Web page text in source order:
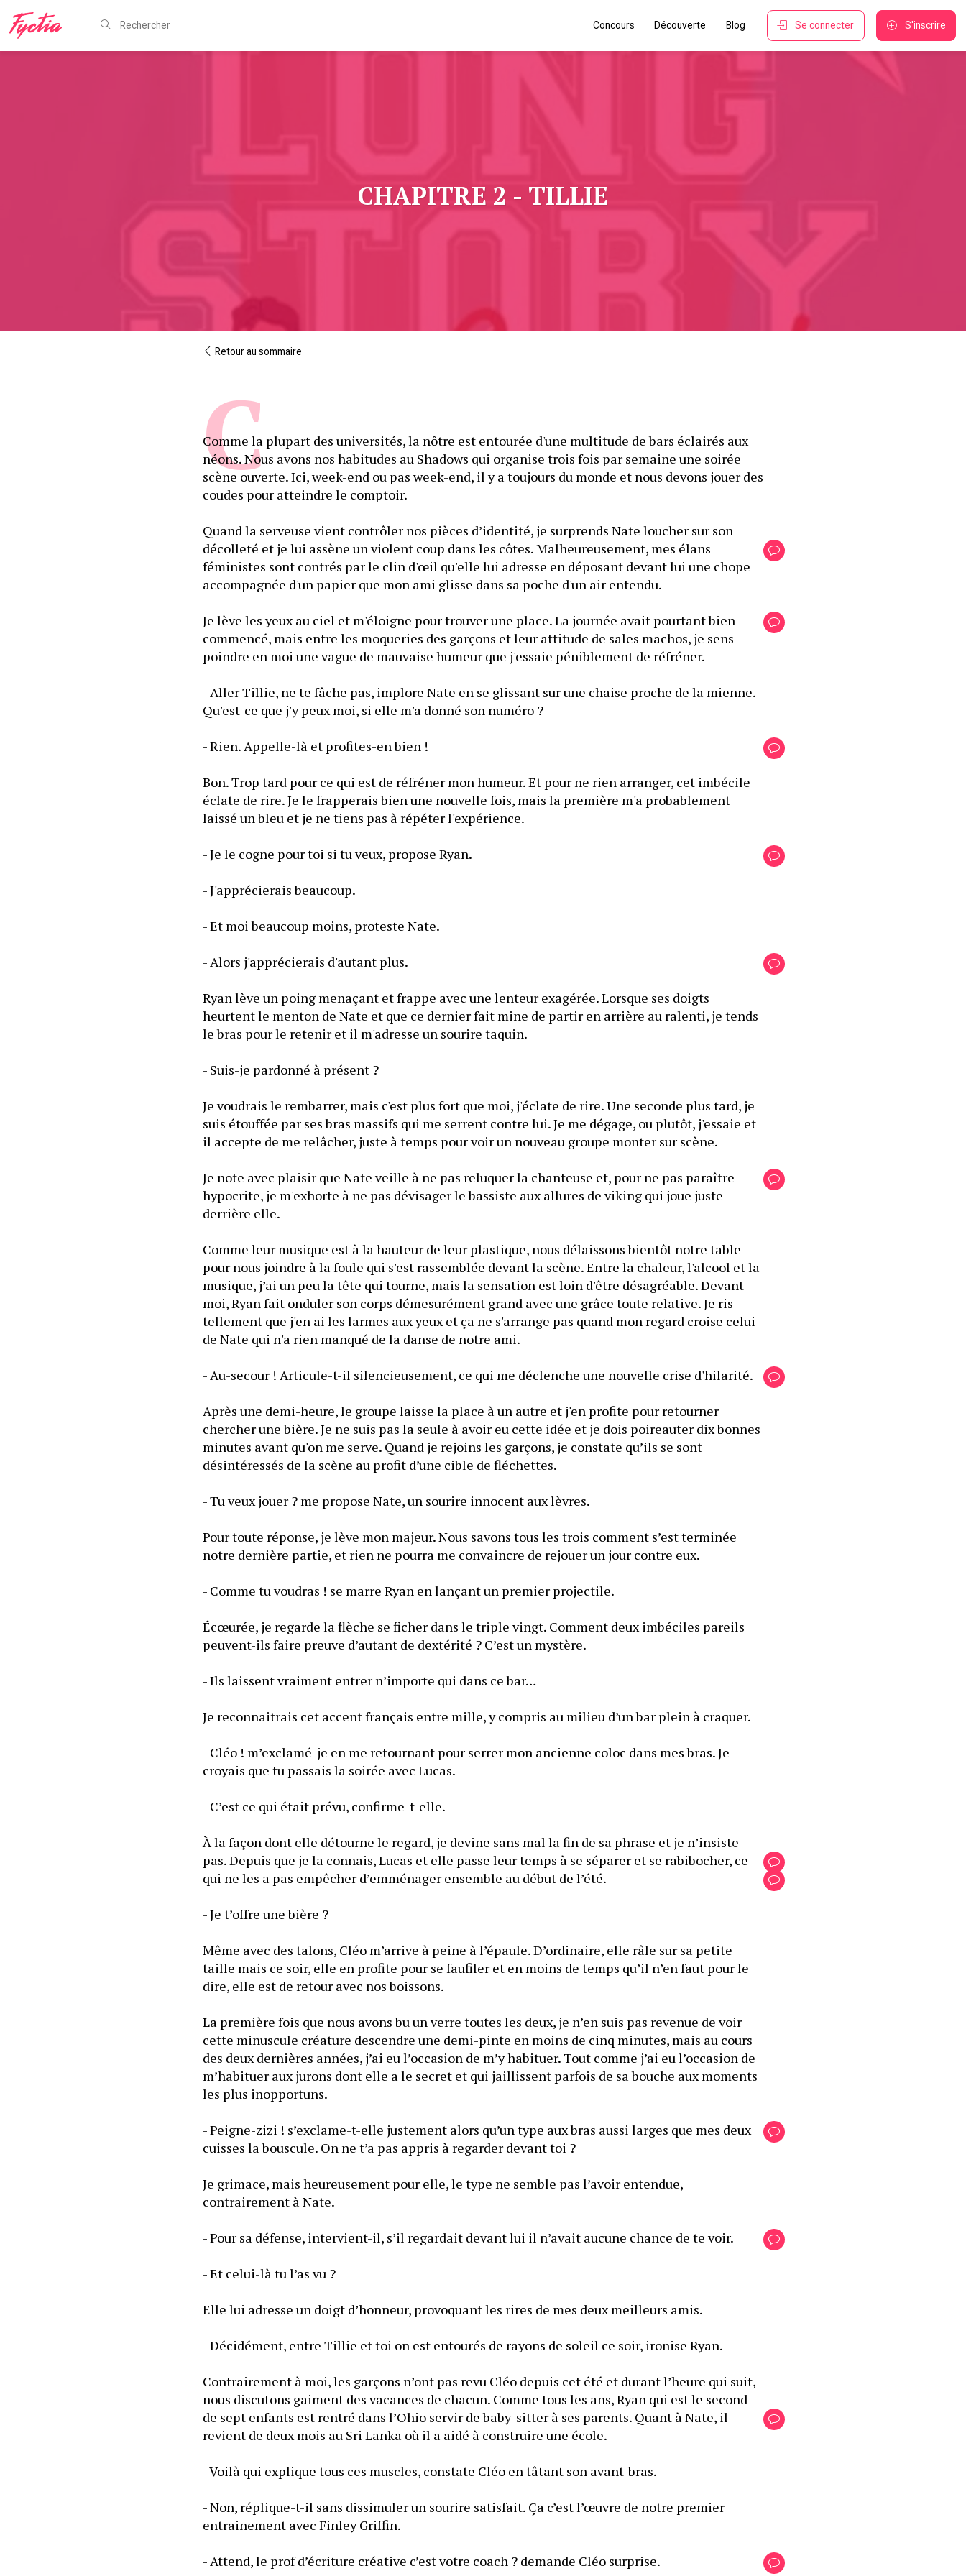
Concours Découverte Blog S'inscrire
Se connecter
CHAPITRE 2 - TILLIE
Retour au sommaire
Comme la plupart des universités, la nôtre est entourée d'une multitude de bars éclairés aux
néons. Nous avons nos habitudes au Shadows qui organise trois fois par semaine une soirée
scène ouverte. Ici, week-end ou pas week-end, il y a toujours du monde et nous devons jouer des
coudes pour atteindre le comptoir.
Quand la serveuse vient contrôler nos pièces d’identité, je surprends Nate loucher sur son
décolleté et je lui assène un violent coup dans les côtes. Malheureusement, mes élans
féministes sont contrés par le clin d'œil qu'elle lui adresse en déposant devant lui une chope
accompagnée d'un papier que mon ami glisse dans sa poche d'un air entendu.
Je lève les yeux au ciel et m'éloigne pour trouver une place. La journée avait pourtant bien
commencé, mais entre les moqueries des garçons et leur attitude de sales machos, je sens
poindre en moi une vague de mauvaise humeur que j'essaie péniblement de réfréner.
- Aller Tillie, ne te fâche pas, implore Nate en se glissant sur une chaise proche de la mienne.
Qu'est-ce que j'y peux moi, si elle m'a donné son numéro ?
- Rien. Appelle-là et profites-en bien !
Bon. Trop tard pour ce qui est de réfréner mon humeur. Et pour ne rien arranger, cet imbécile
éclate de rire. Je le frapperais bien une nouvelle fois, mais la première m'a probablement
laissé un bleu et je ne tiens pas à répéter l'expérience.
- Je le cogne pour toi si tu veux, propose Ryan.
- J'apprécierais beaucoup.
- Et moi beaucoup moins, proteste Nate.
- Alors j'apprécierais d'autant plus.
Ryan lève un poing menaçant et frappe avec une lenteur exagérée. Lorsque ses doigts
heurtent le menton de Nate et que ce dernier fait mine de partir en arrière au ralenti, je tends
le bras pour le retenir et il m'adresse un sourire taquin.
- Suis-je pardonné à présent ?
Je voudrais le rembarrer, mais c'est plus fort que moi, j'éclate de rire. Une seconde plus tard, je
suis étouffée par ses bras massifs qui me serrent contre lui. Je me dégage, ou plutôt, j'essaie et
il accepte de me relâcher, juste à temps pour voir un nouveau groupe monter sur scène.
Je note avec plaisir que Nate veille à ne pas reluquer la chanteuse et, pour ne pas paraître
hypocrite, je m'exhorte à ne pas dévisager le bassiste aux allures de viking qui joue juste
Comme leur musique est à la hauteur de leur plastique, nous délaissons bientôt notre table
pour nous joindre à la foule qui s'est rassemblée devant la scène. Entre la chaleur, l'alcool et la
musique, j’ai un peu la tête qui tourne, mais la sensation est loin d'être désagréable. Devant
moi, Ryan fait onduler son corps démesurément grand avec une grâce toute relative. Je ris
tellement que j'en ai les larmes aux yeux et ça ne s'arrange pas quand mon regard croise celui
de Nate qui n'a rien manqué de la danse de notre ami.
- Au-secour ! Articule-t-il silencieusement, ce qui me déclenche une nouvelle crise d'hilarité.
Après une demi-heure, le groupe laisse la place à un autre et j'en profite pour retourner
chercher une bière. Je ne suis pas la seule à avoir eu cette idée et je dois poireauter dix bonnes
minutes avant qu'on me serve. Quand je rejoins les garçons, je constate qu’ils se sont
désintéressés de la scène au profit d’une cible de fléchettes.
- Tu veux jouer ? me propose Nate, un sourire innocent aux lèvres.
Pour toute réponse, je lève mon majeur. Nous savons tous les trois comment s’est terminée
notre dernière partie, et rien ne pourra me convaincre de rejouer un jour contre eux.
- Comme tu voudras ! se marre Ryan en lançant un premier projectile.
Écœurée, je regarde la flèche se ficher dans le triple vingt. Comment deux imbéciles pareils
peuvent-ils faire preuve d’autant de dextérité ? C’est un mystère.
Je reconnaitrais cet accent français entre mille, y compris au milieu d’un bar plein à craquer.
- Cléo ! m’exclamé-je en me retournant pour serrer mon ancienne coloc dans mes bras. Je
croyais que tu passais la soirée avec Lucas.
- C’est ce qui était prévu, confirme-t-elle.
À la façon dont elle détourne le regard, je devine sans mal la fin de sa phrase et je n’insiste
pas. Depuis que je la connais, Lucas et elle passe leur temps à se séparer et se rabibocher, ce
qui ne les a pas empêcher d’emménager ensemble au début de l’été.
- Je t’offre une bière ?
Même avec des talons, Cléo m’arrive à peine à l’épaule. D’ordinaire, elle râle sur sa petite
taille mais ce soir, elle en profite pour se faufiler et en moins de temps qu’il n’en faut pour le
dire, elle est de retour avec nos boissons.
La première fois que nous avons bu un verre toutes les deux, je n’en suis pas revenue de voir
cette minuscule créature descendre une demi-pinte en moins de cinq minutes, mais au cours
des deux dernières années, j’ai eu l’occasion de m’y habituer. Tout comme j’ai eu l’occasion de
m’habituer aux jurons dont elle a le secret et qui jaillissent parfois de sa bouche aux moments
les plus inopportuns.
- Peigne-zizi ! s’exclame-t-elle justement alors qu’un type aux bras aussi larges que mes deux
cuisses la bouscule. On ne t’a pas appris à regarder devant toi ?
Je grimace, mais heureusement pour elle, le type ne semble pas l’avoir entendue,
contrairement à Nate.
- Pour sa défense, intervient-il, s’il regardait devant lui il n’avait aucune chance de te voir.
- Et celui-là tu l’as vu ?
Elle lui adresse un doigt d’honneur, provoquant les rires de mes deux meilleurs amis.
- Décidément, entre Tillie et toi on est entourés de rayons de soleil ce soir, ironise Ryan.
Contrairement à moi, les garçons n’ont pas revu Cléo depuis cet été et durant l’heure qui suit,
nous discutons gaiment des vacances de chacun. Comme tous les ans, Ryan qui est le second
de sept enfants est rentré dans l’Ohio servir de baby-sitter à ses parents. Quant à Nate, il
revient de deux mois au Sri Lanka où il a aidé à construire une école.
- Voilà qui explique tous ces muscles, constate Cléo en tâtant son avant-bras.
- Non, réplique-t-il sans dissimuler un sourire satisfait. Ça c’est l’œuvre de notre premier
entrainement avec Finley Griffin.
- Attend, le prof d’écriture créative c’est votre coach ? demande Cléo surprise.